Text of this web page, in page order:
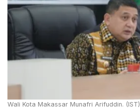
Wali Kota Makassar Munafri Arifuddin. (IST)